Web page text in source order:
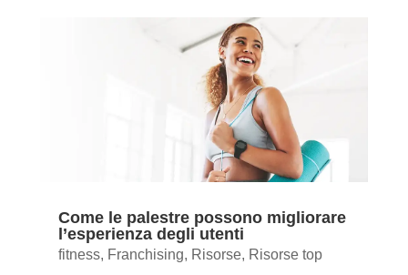
Come le palestre possono migliorare
l’esperienza degli utenti
fitness, Franchising, Risorse, Risorse top